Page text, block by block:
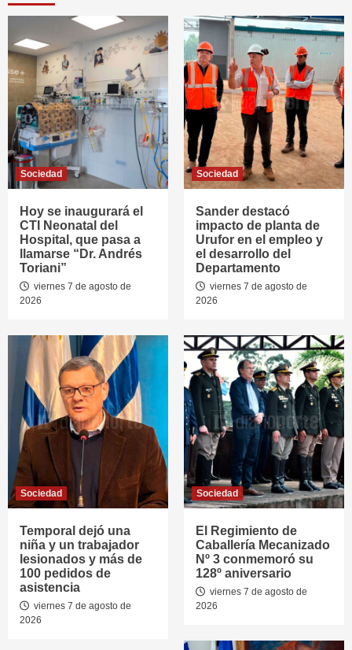
Sociedad
Hoy se inaugurará el
CTI Neonatal del
Hospital, que pasa a
llamarse “Dr. Andrés
Toriani”
viernes 7 de agosto de
2026
Sociedad
Sander destacó
impacto de planta de
Urufor en el empleo y
el desarrollo del
Departamento
viernes 7 de agosto de
2026
Sociedad
Temporal dejó una
niña y un trabajador
lesionados y más de
100 pedidos de
asistencia
viernes 7 de agosto de
2026
Sociedad
El Regimiento de
Caballería Mecanizado
Nº 3 conmemoró su
128º aniversario
viernes 7 de agosto de
2026